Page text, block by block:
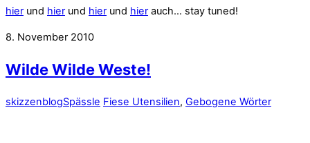
hier und hier und hier und hier auch… stay tuned!
8. November 2010
Wilde Wilde Weste!
skizzenblogSpässle Fiese Utensilien, Gebogene Wörter